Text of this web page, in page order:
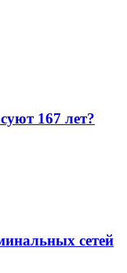
167 лет?
сетей